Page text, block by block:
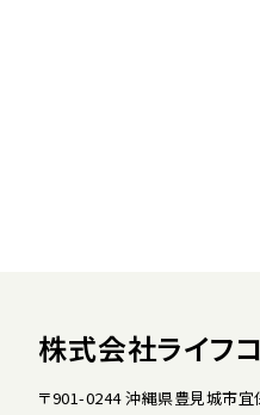
株式会社ライフ
〒901-0244 沖縄県豊見城市